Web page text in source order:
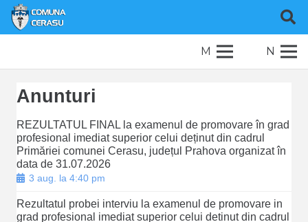
M N
Anunturi
REZULTATUL FINAL la examenul de promovare în grad
profesional imediat superior celui deținut din cadrul
Primăriei comunei Cerasu, județul Prahova organizat în
data de 31.07.2026
3 aug. la 4:40 pm
Rezultatul probei interviu la examenul de promovare in
grad profesional imediat superior celui detinut din cadrul